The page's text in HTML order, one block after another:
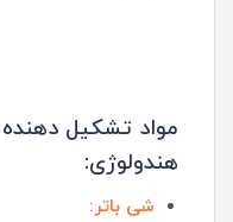
مواد تشکیل‌
هندولوژی:
شی باتر: